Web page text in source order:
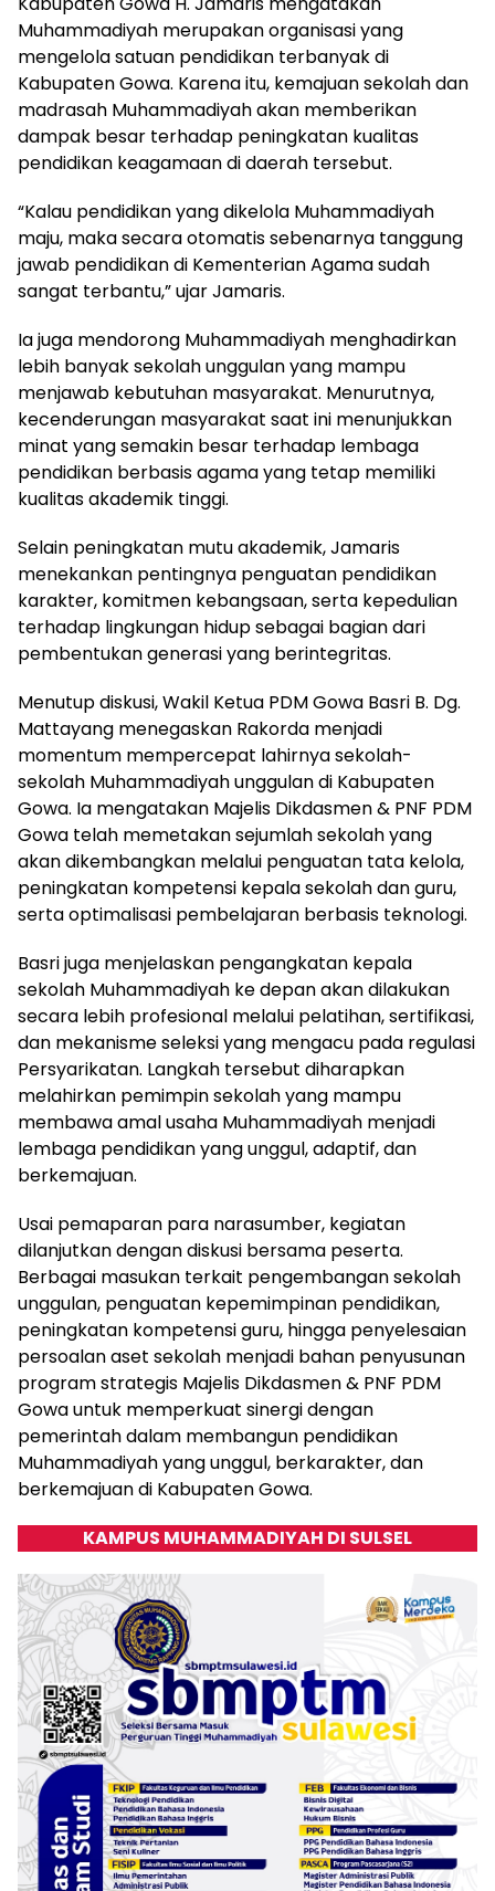
Muhammadiyah merupakan organisasi yang
mengelola satuan pendidikan terbanyak di
Kabupaten Gowa. Karena itu, kemajuan sekolah dan
madrasah Muhammadiyah akan memberikan
dampak besar terhadap peningkatan kualitas
pendidikan keagamaan di daerah tersebut.
“Kalau pendidikan yang dikelola Muhammadiyah
maju, maka secara otomatis sebenarnya tanggung
jawab pendidikan di Kementerian Agama sudah
sangat terbantu,” ujar Jamaris.
Ia juga mendorong Muhammadiyah menghadirkan
lebih banyak sekolah unggulan yang mampu
menjawab kebutuhan masyarakat. Menurutnya,
kecenderungan masyarakat saat ini menunjukkan
minat yang semakin besar terhadap lembaga
pendidikan berbasis agama yang tetap memiliki
kualitas akademik tinggi.
Selain peningkatan mutu akademik, Jamaris
menekankan pentingnya penguatan pendidikan
karakter, komitmen kebangsaan, serta kepedulian
terhadap lingkungan hidup sebagai bagian dari
pembentukan generasi yang berintegritas.
Menutup diskusi, Wakil Ketua PDM Gowa Basri B. Dg.
Mattayang menegaskan Rakorda menjadi
momentum mempercepat lahirnya sekolah-
sekolah Muhammadiyah unggulan di Kabupaten
Gowa. Ia mengatakan Majelis Dikdasmen & PNF PDM
Gowa telah memetakan sejumlah sekolah yang
akan dikembangkan melalui penguatan tata kelola,
peningkatan kompetensi kepala sekolah dan guru,
serta optimalisasi pembelajaran berbasis teknologi.
Basri juga menjelaskan pengangkatan kepala
sekolah Muhammadiyah ke depan akan dilakukan
secara lebih profesional melalui pelatihan, sertifikasi,
dan mekanisme seleksi yang mengacu pada regulasi
Persyarikatan. Langkah tersebut diharapkan
melahirkan pemimpin sekolah yang mampu
membawa amal usaha Muhammadiyah menjadi
lembaga pendidikan yang unggul, adaptif, dan
berkemajuan.
Usai pemaparan para narasumber, kegiatan
dilanjutkan dengan diskusi bersama peserta.
Berbagai masukan terkait pengembangan sekolah
unggulan, penguatan kepemimpinan pendidikan,
peningkatan kompetensi guru, hingga penyelesaian
persoalan aset sekolah menjadi bahan penyusunan
program strategis Majelis Dikdasmen & PNF PDM
Gowa untuk memperkuat sinergi dengan
pemerintah dalam membangun pendidikan
Muhammadiyah yang unggul, berkarakter, dan
berkemajuan di Kabupaten Gowa.
KAMPUS MUHAMMADIYAH DI SULSEL